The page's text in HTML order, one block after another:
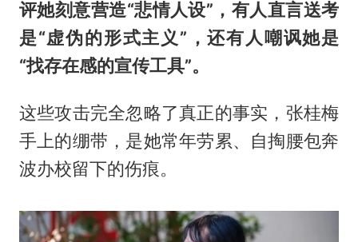
评她刻意营造“悲情人设”，有人直言送考
是“虚伪的形式主义”，还有人嘲讽她是
“找存在感的宣传工具”。
这些攻击完全忽略了真正的事实，张桂梅
手上的绷带，是她常年劳累、自掏腰包奔
波办校留下的伤痕。